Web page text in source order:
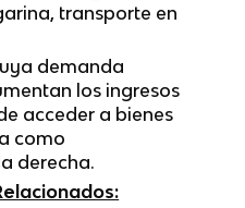
transporte en
demanda
los ingresos
acceder a bienes
como
derecha.